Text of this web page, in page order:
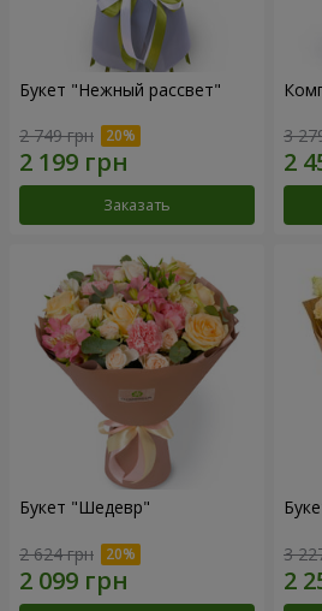
Букет "Нежный рассвет"
2 749 грн
Заказать
3
Букет "Шедевр"
2 624 грн 3